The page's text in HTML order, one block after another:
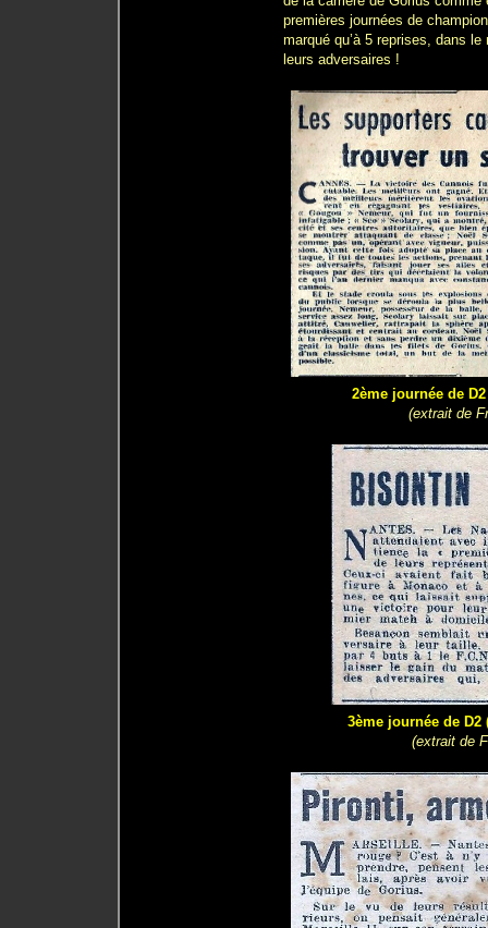
premières journées de
marqué qu’à 5 reprises, dans
leurs adversaires !
2ème journée de
(extrait de
3ème journée de D2
(extrait de